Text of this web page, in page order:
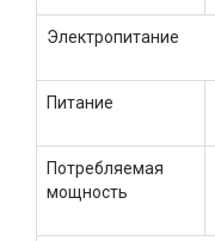
Электропитание
Питание
Потребляемая
мощность